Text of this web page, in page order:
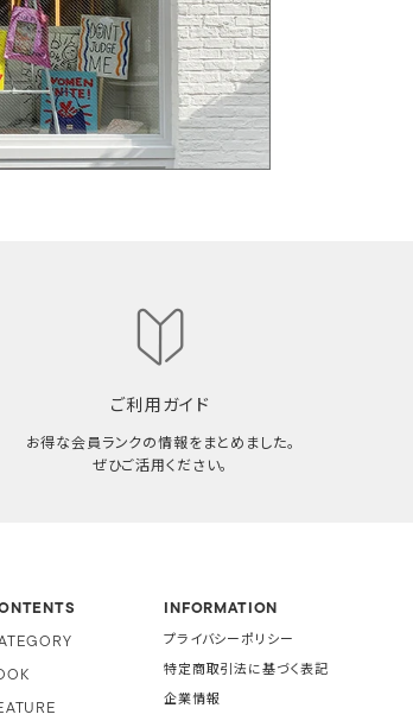
ご利用ガイド
お得な会員ランクの情報をまとめました。
ぜひご活用ください。
INFORMATION
プライバシーポリシー
特定商取引法に基づく表記
企業情報